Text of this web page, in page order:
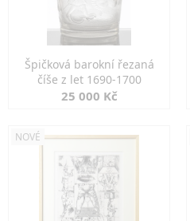
Špičková barokní řezaná
číše z let 1690-1700
25 000 Kč
NOVÉ